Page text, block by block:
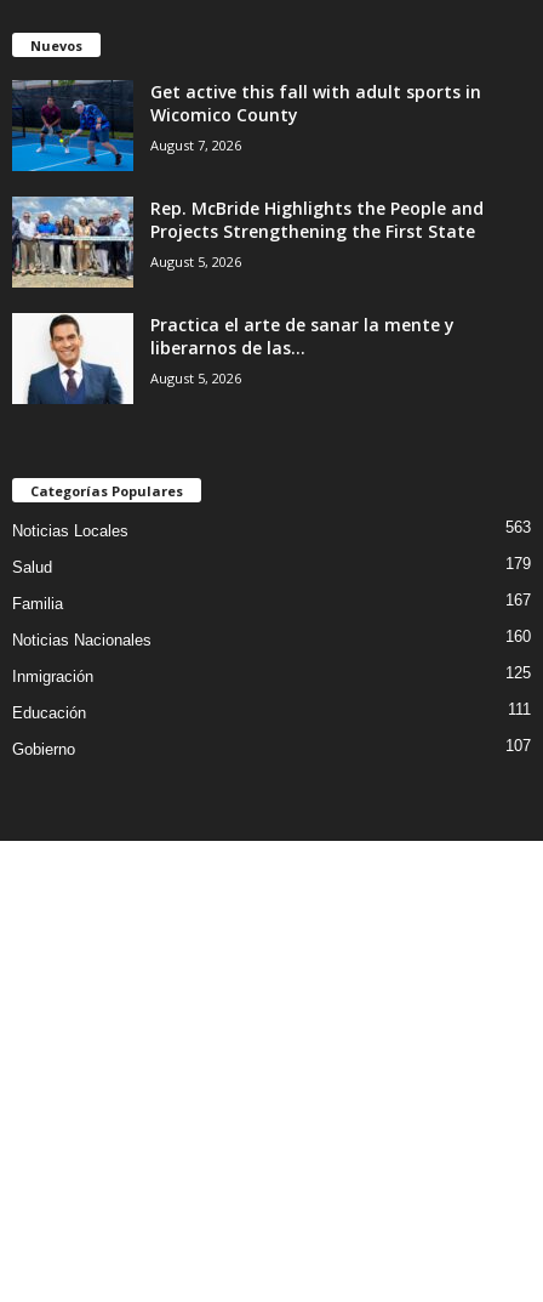
Nuevos
Get active this fall with adult sports in
Wicomico County
August 7, 2026
Rep. McBride Highlights the People and
Projects Strengthening the First State
August 5, 2026
Practica el arte de sanar la mente y
liberarnos de las...
August 5, 2026
Categorías Populares
Noticias Locales 563
Salud 179
Familia 167
Noticias Nacionales 160
Inmigración 125
Educación 111
Gobierno 107